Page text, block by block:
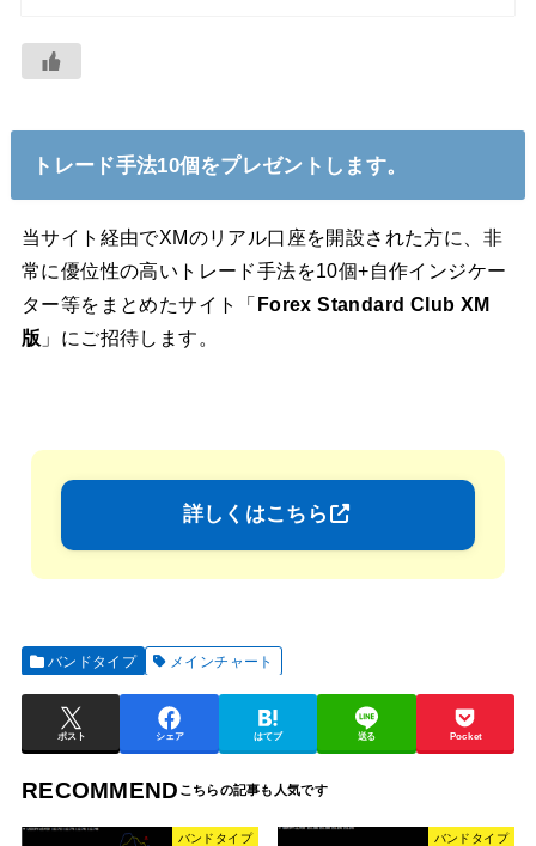
トレード手法10個をプレゼントします。
当サイト経由でXMのリアル口座を開設された方に、非
常に優位性の高いトレード手法を10個+自作インジケー
ター等をまとめたサイト「 Forex Standard Club XM
版 」にご招待します。
詳しくはこちら
バンドタイプ メインチャート
ポスト シェア はてブ 送る Pocket
RECOMMEND
バンドタイプ バンドタイプ